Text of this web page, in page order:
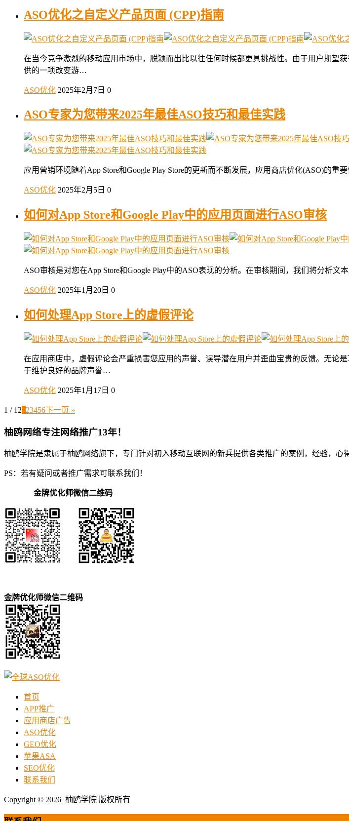
ASO优化之自定义产品页面 (CPP)指南
在当今竞争激烈的移动应用市场中，脱颖而出比以往任何时候都更具挑战性。由于用户期望
供的一项改变游…
ASO优化 2025年2月7日 0
ASO专家为您带来2025年最佳ASO技巧和最佳实践
应用营销环境随着App Store和Google Play Store的更新而不断发展，应用商店优化(ASO)的
ASO优化 2025年2月5日 0
如何对App Store和Google Play中的应用页面进行ASO审核
ASO审核是对您在App Store和Google Play中的ASO表现的分析。在审核期间，我们将分析
ASO优化 2025年1月20日 0
如何处理App Store上的虚假评论
在应用商店中，虚假评论会严重损害您应用的声誉、误导潜在用户并歪曲宝贵的反馈。无论
于维护良好的品牌声誉…
ASO优化 2025年1月17日 0
1 / 12 23456下一页 »
柚鸥网络专注网络推广13年！
柚鸥学院是隶属于柚鸥网络旗下，专门针对初入移动互联网的新兵提供各类推广的案例，经验，心
PS：若有疑问或者推广需求可联系我们！
金牌优化师微信二维码
金牌优化师微信二维码
首页
APP推广
应用商店广告
ASO优化
GEO优化
苹果ASA
SEO优化
联系我们
Copyright © 2026 柚鸥学院 版权所有